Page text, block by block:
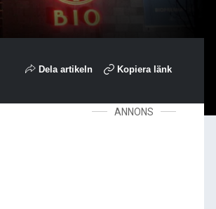
Dela artikeln Kopiera länk
ANNONS